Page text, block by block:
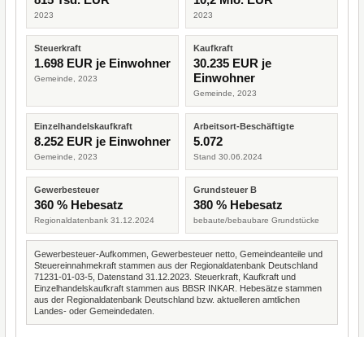
2023 2023
Steuerkraft
1.698 EUR je Einwohner
Gemeinde, 2023
Kaufkraft
30.235 EUR je
Einwohner
Gemeinde, 2023
Einzelhandelskaufkraft
8.252 EUR je Einwohner
Gemeinde, 2023
Arbeitsort-Beschäftigte
5.072
Stand 30.06.2024
Gewerbesteuer
360 % Hebesatz
Regionaldatenbank 31.12.2024
Grundsteuer B
380 % Hebesatz
bebaute/bebaubare Grundstücke
Gewerbesteuer-Aufkommen, Gewerbesteuer netto, Gemeindeanteile und
Steuereinnahmekraft stammen aus der Regionaldatenbank Deutschland
71231-01-03-5, Datenstand 31.12.2023. Steuerkraft, Kaufkraft und
Einzelhandelskaufkraft stammen aus BBSR INKAR. Hebesätze stammen
aus der Regionaldatenbank Deutschland bzw. aktuelleren amtlichen
Landes- oder Gemeindedaten.